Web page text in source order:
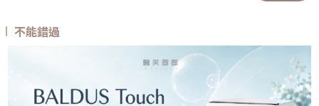
不能錯過